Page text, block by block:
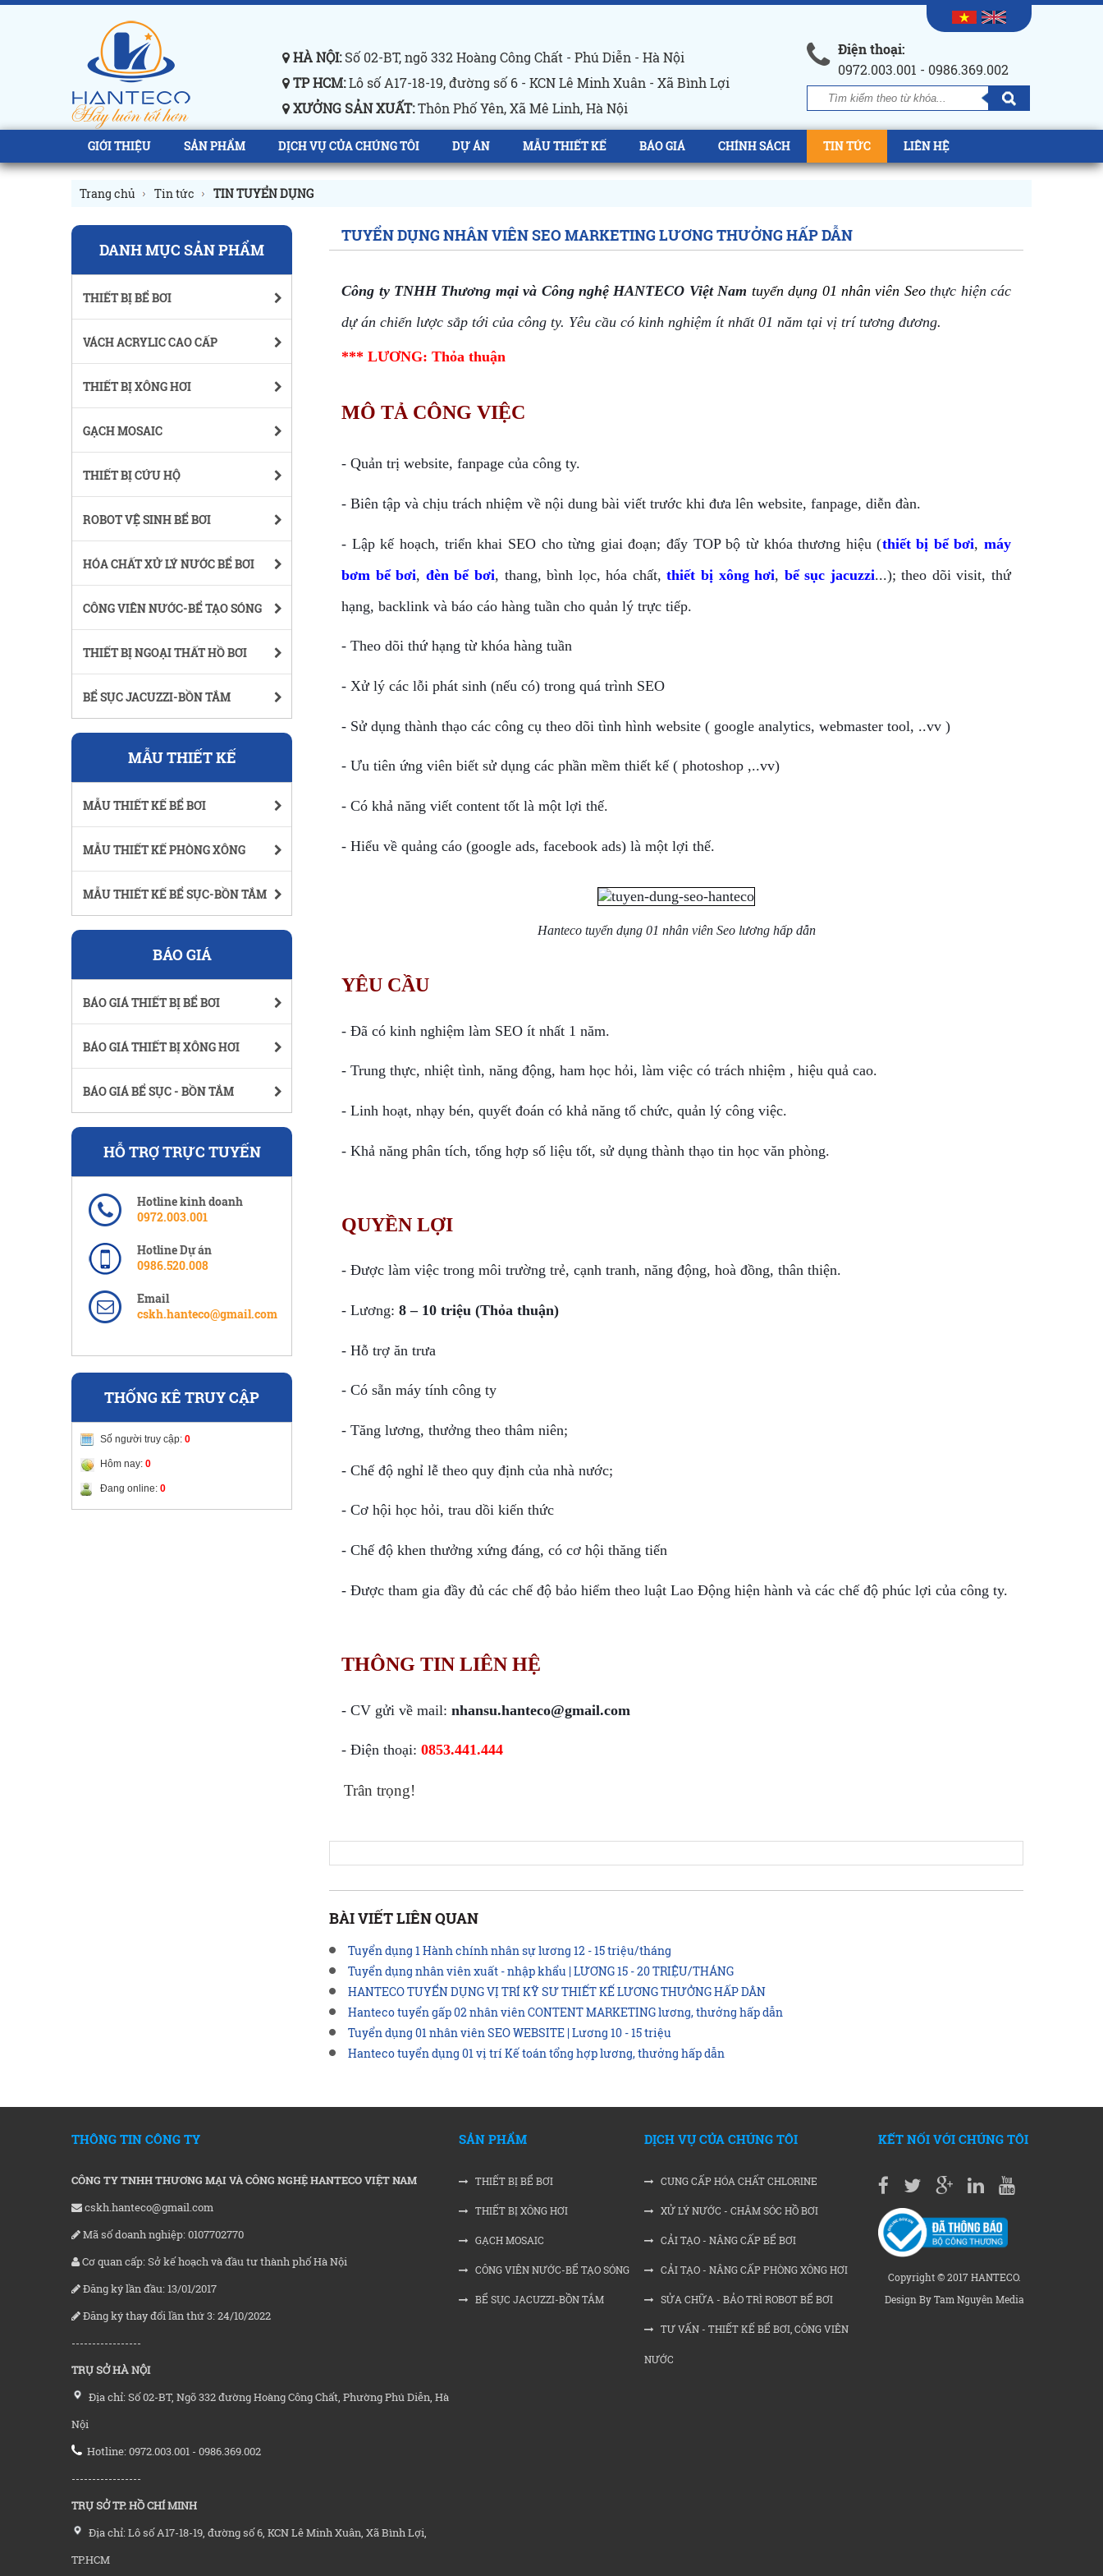
HÀ NỘI:Số 02-BT, ngõ 332 Hoàng Công Chất - Phú Diễn - Hà Nội
TP HCM:Lô số A17-18-19, đường số 6 - KCN Lê Minh Xuân - Xã Bình Lợi
XƯỞNG SẢN XUẤT:Thôn Phố Yên, Xã Mê Linh, Hà Nội
Điện thoại:
0972.003.001 - 0986.369.002
GIỚI THIỆU SẢN PHẨM DỊCH VỤ CỦA CHÚNG TÔI DỰ ÁN MẪU THIẾT KẾ BÁO GIÁ CHÍNH SÁCH TIN TỨC LIÊN HỆ
Trang chủ Tin tức TIN TUYỂN DỤNG
DANH MỤC SẢN PHẨM
THIẾT BỊ BỂ BƠI
VÁCH ACRYLIC CAO CẤP
THIẾT BỊ XÔNG HƠI
GẠCH MOSAIC
THIẾT BỊ CỨU HỘ
ROBOT VỆ SINH BỂ BƠI
HÓA CHẤT XỬ LÝ NƯỚC BỂ BƠI
CÔNG VIÊN NƯỚC-BỂ TẠO SÓNG
THIẾT BỊ NGOẠI THẤT HỒ BƠI
BỂ SỤC JACUZZI-BỒN TẮM
MẪU THIẾT KẾ
MẪU THIẾT KẾ BỂ BƠI
MẪU THIẾT KẾ PHÒNG XÔNG
MẪU THIẾT KẾ BỂ SỤC-BỒN TẮM
BÁO GIÁ
BÁO GIÁ THIẾT BỊ BỂ BƠI
BÁO GIÁ THIẾT BỊ XÔNG HƠI
BÁO GIÁ BỂ SỤC - BỒN TẮM
HỖ TRỢ TRỰC TUYẾN
Hotline kinh doanh
0972.003.001
Hotline Dự án
0986.520.008
Email
cskh.hanteco@gmail.com
THỐNG KÊ TRUY CẬP
Số người truy cập: 0
Hôm nay: 0
Đang online: 0
TUYỂN DỤNG NHÂN VIÊN SEO MARKETING LƯƠNG THƯỞNG HẤP DẪN
Công ty TNHH Thương mại và Công nghệ HANTECO Việt Nam tuyển dụng 01 nhân viên Seo thực hiện các
dự án chiến lược sắp tới của công ty. Yêu cầu có kinh nghiệm ít nhất 01 năm tại vị trí tương đương.
*** LƯƠNG: Thỏa thuận
MÔ TẢ CÔNG VIỆC
- Quản trị website, fanpage của công ty.
- Biên tập và chịu trách nhiệm về nội dung bài viết trước khi đưa lên website, fanpage, diễn đàn.
- Lập kế hoạch, triển khai SEO cho từng giai đoạn; đẩy TOP bộ từ khóa thương hiệu (thiết bị bể bơi, máy
bơm bể bơi, đèn bể bơi, thang, bình lọc, hóa chất, thiết bị xông hơi, bể sục jacuzzi...); theo dõi visit, thứ
hạng, backlink và báo cáo hàng tuần cho quản lý trực tiếp.
- Theo dõi thứ hạng từ khóa hàng tuần
- Xử lý các lỗi phát sinh (nếu có) trong quá trình SEO
- Sử dụng thành thạo các công cụ theo dõi tình hình website ( google analytics, webmaster tool, ..vv )
- Ưu tiên ứng viên biết sử dụng các phần mềm thiết kế ( photoshop ,..vv)
- Có khả năng viết content tốt là một lợi thế.
- Hiểu về quảng cáo (google ads, facebook ads) là một lợi thế.
Hanteco tuyển dụng 01 nhân viên Seo lương hấp dẫn
YÊU CẦU
- Đã có kinh nghiệm làm SEO ít nhất 1 năm.
- Trung thực, nhiệt tình, năng động, ham học hỏi, làm việc có trách nhiệm , hiệu quả cao.
- Linh hoạt, nhạy bén, quyết đoán có khả năng tổ chức, quản lý công việc.
- Khả năng phân tích, tổng hợp số liệu tốt, sử dụng thành thạo tin học văn phòng.
QUYỀN LỢI
- Được làm việc trong môi trường trẻ, cạnh tranh, năng động, hoà đồng, thân thiện.
- Lương: 8 – 10 triệu (Thỏa thuận)
- Hỗ trợ ăn trưa
- Có sẵn máy tính công ty
- Tăng lương, thưởng theo thâm niên;
- Chế độ nghỉ lễ theo quy định của nhà nước;
- Cơ hội học hỏi, trau dồi kiến thức
- Chế độ khen thưởng xứng đáng, có cơ hội thăng tiến
- Được tham gia đầy đủ các chế độ bảo hiểm theo luật Lao Động hiện hành và các chế độ phúc lợi của công ty.
THÔNG TIN LIÊN HỆ
- CV gửi về mail: nhansu.hanteco@gmail.com
- Điện thoại: 0853.441.444
Trân trọng!
BÀI VIẾT LIÊN QUAN
Tuyển dụng 1 Hành chính nhân sự lương 12 - 15 triệu/tháng
Tuyển dụng nhân viên xuất - nhập khẩu | LƯƠNG 15 - 20 TRIỆU/THÁNG
HANTECO TUYỂN DỤNG VỊ TRÍ KỸ SƯ THIẾT KẾ LƯƠNG THƯỞNG HẤP DÂN
Hanteco tuyển gấp 02 nhân viên CONTENT MARKETING lương, thưởng hấp dẫn
Tuyển dụng 01 nhân viên SEO WEBSITE | Lương 10 - 15 triệu
Hanteco tuyển dụng 01 vị trí Kế toán tổng hợp lương, thưởng hấp dẫn
THÔNG TIN CÔNG TY
CÔNG TY TNHH THƯƠNG MẠI VÀ CÔNG NGHỆ HANTECO VIỆT NAM
cskh.hanteco@gmail.com
Mã số doanh nghiệp: 0107702770
Cơ quan cấp: Sở kế hoạch và đầu tư thành phố Hà Nội
Đăng ký lần đầu: 13/01/2017
Đăng ký thay đổi lần thứ 3: 24/10/2022
-----------------
TRỤ SỞ HÀ NỘI
Địa chỉ: Số 02-BT, Ngõ 332 đường Hoàng Công Chất, Phường Phú Diễn, Hà
Nội
Hotline: 0972.003.001 - 0986.369.002
-----------------
TRỤ SỞ TP. HỒ CHÍ MINH
Địa chỉ: Lô số A17-18-19, đường số 6, KCN Lê Minh Xuân, Xã Bình Lợi,
TP.HCM
SẢN PHẨM
THIẾT BỊ BỂ BƠI
THIẾT BỊ XÔNG HƠI
GẠCH MOSAIC
CÔNG VIÊN NƯỚC-BỂ TẠO SÓNG
BỂ SỤC JACUZZI-BỒN TẮM
DỊCH VỤ CỦA CHÚNG TÔI
CUNG CẤP HÓA CHẤT CHLORINE
XỬ LÝ NƯỚC - CHĂM SÓC HỒ BƠI
CẢI TẠO - NÂNG CẤP BỂ BƠI
CẢI TẠO - NÂNG CẤP PHÒNG XÔNG HƠI
SỬA CHỮA - BẢO TRÌ ROBOT BỂ BƠI
TƯ VẤN - THIẾT KẾ BỂ BƠI, CÔNG VIÊN
NƯỚC
KẾT NỐI VỚI CHÚNG TÔI
Copyright © 2017 HANTECO.
Design By Tam Nguyên Media